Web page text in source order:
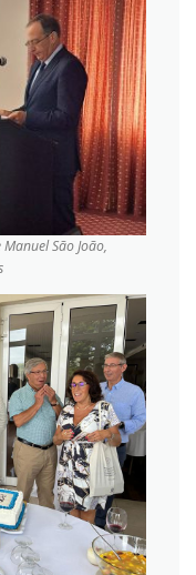
São João,